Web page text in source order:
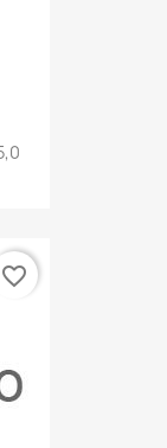
favorite_border